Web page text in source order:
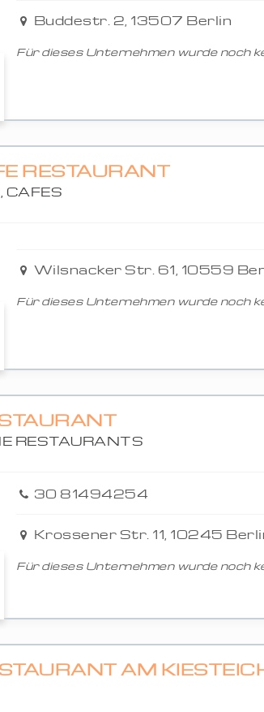
Buddestr. 2, 13507 Berlin
Für dieses Unternehmen wurde noch
RESTAURANT
CAFES
Wilsnacker Str. 61, 10559
Für dieses Unternehmen wurde noch
RESTAURANTS
30 81494254
Krossener Str. 11, 10245
Für dieses Unternehmen wurde noch
AM